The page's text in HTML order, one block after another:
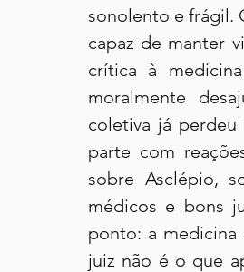
sonolento e frágil.
capaz de manter
crítica à
moralmente
coletiva já perdeu
parte com
sobre Asclépio,
médicos e bons
ponto: a
juiz não é o que